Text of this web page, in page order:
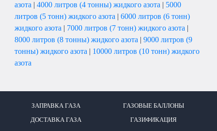
азота | 4000 литров (4 тонны) жидкого азота | 5000
литров (5 тонн) жидкого азота | 6000 литров (6 тонн)
жидкого азота | 7000 литров (7 тонн) жидкого азота |
8000 литров (8 тонны) жидкого азота | 9000 литров (9
тонны) жидкого азота | 10000 литров (10 тонн) жидкого
азота
ЗАПРАВКА ГАЗА ГАЗОВЫЕ БАЛЛОНЫ
ДОСТАВКА ГАЗА ГАЗИФИКАЦИЯ